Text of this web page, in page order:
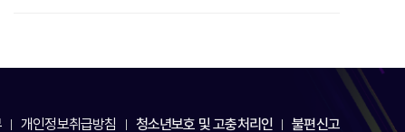
개인정보취급방침 청소년보호 및 고충처리인 불편신고